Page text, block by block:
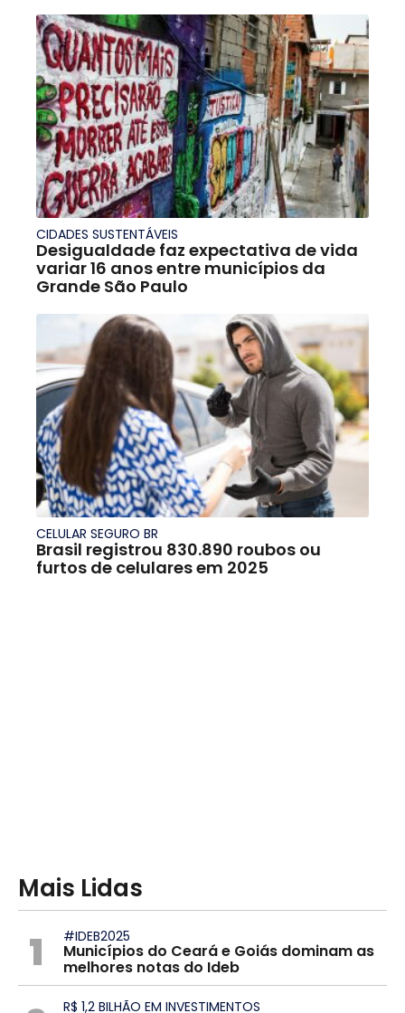
CIDADES SUSTENTÁVEIS
Desigualdade faz expectativa de vida
variar 16 anos entre municípios da
Grande São Paulo
CELULAR SEGURO BR
Brasil registrou 830.890 roubos ou
furtos de celulares em 2025
Mais Lidas
1 #IDEB2025
Municípios do Ceará e Goiás dominam as
melhores notas do Ideb
R$ 1,2 BILHÃO EM INVESTIMENTOS